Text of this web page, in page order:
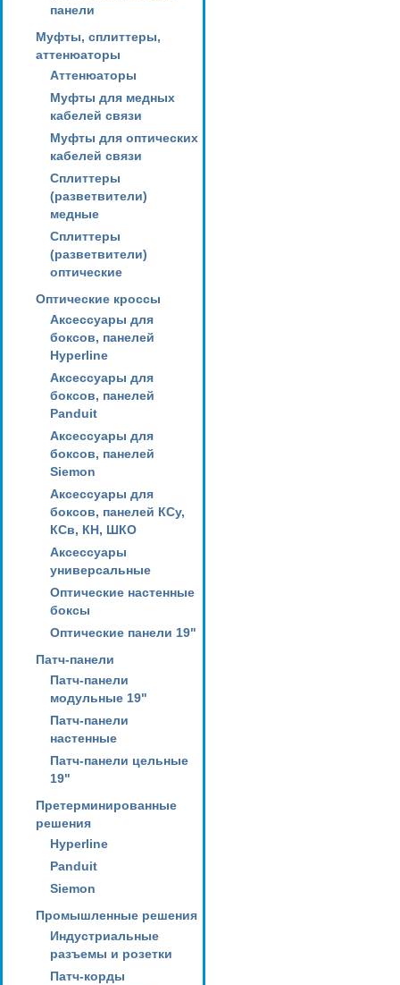
панели
Муфты, сплиттеры,
аттенюаторы
Аттенюаторы
Муфты для медных
кабелей связи
Муфты для оптических
кабелей связи
Сплиттеры
(разветвители)
медные
Сплиттеры
(разветвители)
оптические
Оптические кроссы
Аксессуары для
боксов, панелей
Hyperline
Аксессуары для
боксов, панелей
Panduit
Аксессуары для
боксов, панелей
Siemon
Аксессуары для
боксов, панелей КСу,
КСв, КН, ШКО
Аксессуары
универсальные
Оптические настенные
боксы
Оптические панели 19"
Патч-панели
Патч-панели
модульные 19"
Патч-панели
настенные
Патч-панели цельные
19"
Претерминированные
решения
Hyperline
Panduit
Siemon
Промышленные решения
Индустриальные
разъемы и розетки
Патч-корды